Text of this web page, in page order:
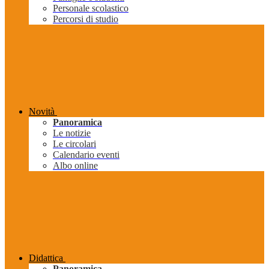
Personale scolastico
Percorsi di studio
Novità
Panoramica
Le notizie
Le circolari
Calendario eventi
Albo online
Didattica